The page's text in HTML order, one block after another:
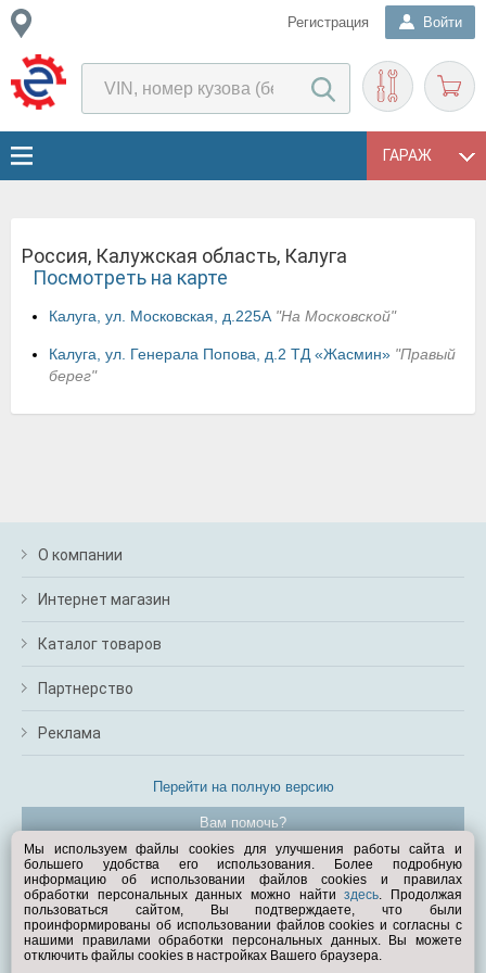
Регистрация Войти
ГАРАЖ
Россия, Калужская область, Калуга
Посмотреть на карте
Калуга, ул. Московская, д.225А "На Московской"
Калуга, ул. Генерала Попова, д.2 ТД «Жасмин» "Правый
берег"
О компании
Интернет магазин
Каталог товаров
Партнерство
Реклама
Перейти на полную версию
Вам помочь?
© Exist.ru 1998—2026
Мы используем файлы cookies для улучшения работы сайта и
большего удобства его использования. Более подробную
информацию об использовании файлов cookies и правилах
обработки персональных данных можно найтиздесь. Продолжая
пользоваться сайтом, Вы подтверждаете, что были
проинформированы об использовании файлов cookies и согласны с
нашими правилами обработки персональных данных. Вы можете
отключить файлы cookies в настройках Вашего браузера.